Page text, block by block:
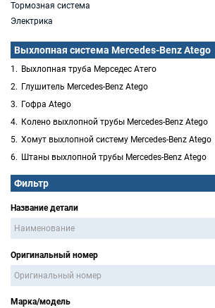
Тормозная система
Электрика
Выхлопная система Mercedes-Benz Atego
Выхлопная труба Мерседес Атего
Глушитель Mercedes-Benz Atego
Гофра Atego
Колено выхлопной трубы Mercedes-Benz Atego
Хомут выхлопной систему Mercedes-Benz Atego
Штаны выхлопной трубы Mercedes-Benz Atego
Фильтр
Название детали
Оригинальный номер
Марка/модель